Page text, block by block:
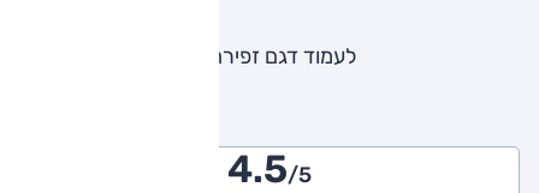
לעמוד דגם זפירה
4.5/5